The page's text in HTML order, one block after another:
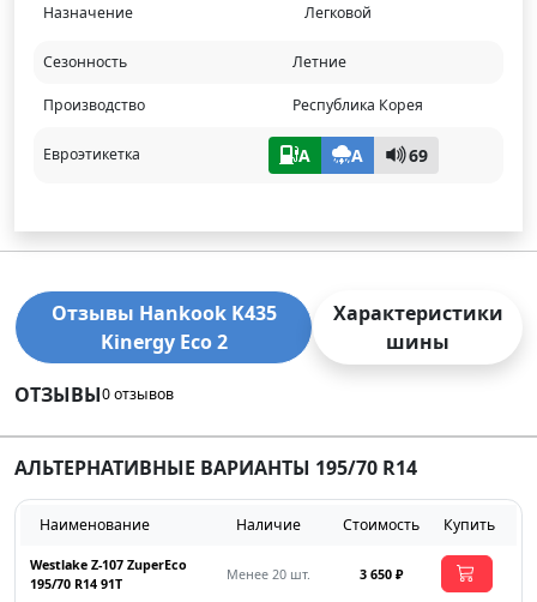
Назначение Легковой
Сезонность Летние
Производство Республика Корея
Евроэтикетка A A 69
Отзывы Hankook K435
Kinergy Eco 2
Характеристики
шины
ОТЗЫВЫ0 отзывов
АЛЬТЕРНАТИВНЫЕ ВАРИАНТЫ 195/70 R14
Наименование Наличие Стоимость Купить
Westlake Z-107 ZuperEco
195/70 R14 91T
Менее 20 шт. 3 650 ₽